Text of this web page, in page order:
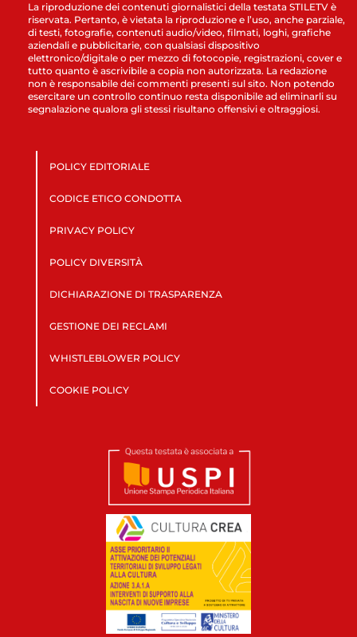
La riproduzione dei contenuti giornalistici della testata STILETV è
riservata. Pertanto, è vietata la riproduzione e l’uso, anche parziale,
di testi, fotografie, contenuti audio/video, filmati, loghi, grafiche
aziendali e pubblicitarie, con qualsiasi dispositivo
elettronico/digitale o per mezzo di fotocopie, registrazioni, cover e
tutto quanto è ascrivibile a copia non autorizzata. La redazione
non è responsabile dei commenti presenti sul sito. Non potendo
esercitare un controllo continuo resta disponibile ad eliminarli su
segnalazione qualora gli stessi risultano offensivi e oltraggiosi.
POLICY EDITORIALE
CODICE ETICO CONDOTTA
PRIVACY POLICY
POLICY DIVERSITÀ
DICHIARAZIONE DI TRASPARENZA
GESTIONE DEI RECLAMI
WHISTLEBLOWER POLICY
COOKIE POLICY